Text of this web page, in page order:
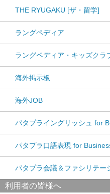
THE RYUGAKU [ザ・留学]
ラングペディア
ラングペディア・キッズクラ
海外掲示板
海外JOB
パタプライングリッシュ for
パタプラ口語表現 for
パタプラ会議＆ファシリテー
利用者の皆様へ